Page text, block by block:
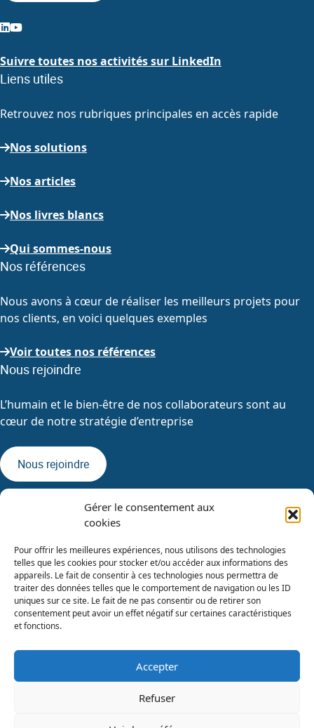
Gérer le consentement aux
cookies
Pour offrir les meilleures expériences, nous utilisons des technologies
telles que les cookies pour stocker et/ou accéder aux informations des
appareils. Le fait de consentir à ces technologies nous permettra de
traiter des données telles que le comportement de navigation ou les ID
uniques sur ce site. Le fait de ne pas consentir ou de retirer son
consentement peut avoir un effet négatif sur certaines caractéristiques
et fonctions.
Accepter
Refuser
Suivre toutes nos activités sur LinkedIn
Liens utiles
Retrouvez nos rubriques principales en accès rapide
Nos solutions
Nos articles
Nos livres blancs
Qui sommes-nous
Nos références
Nous avons à cœur de réaliser les meilleurs projets pour
nos clients, en voici quelques exemples
Voir toutes nos références
Nous rejoindre
L’humain et le bien-être de nos collaborateurs sont au
cœur de notre stratégie d’entreprise
Nous rejoindre
Catalogues de formations